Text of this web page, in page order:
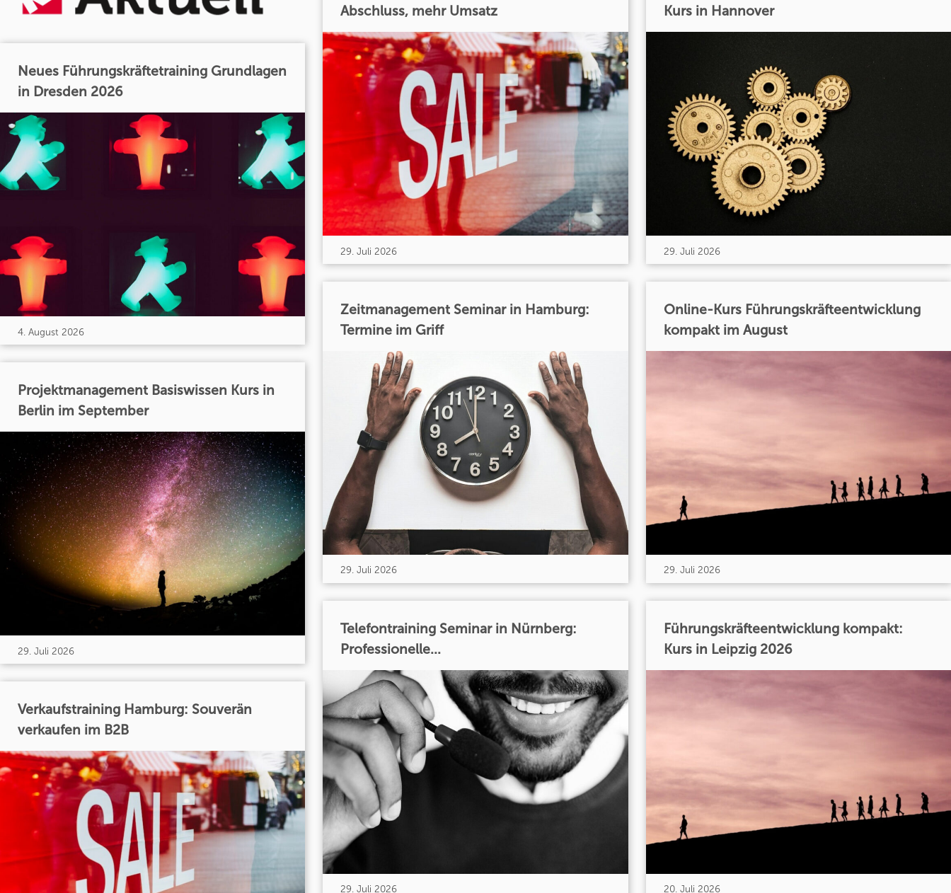
Neues Führungskräftetraining Grundlagen
in Dresden 2026
4. August 2026
Projektmanagement Basiswissen Kurs in
Berlin im September
29. Juli 2026
Verkaufstraining Hamburg: Souverän
verkaufen im B2B
Abschluss, mehr Umsatz
29. Juli 2026
Zeitmanagement Seminar in Hamburg:
Termine im Griff
29. Juli 2026
Telefontraining Seminar in Nürnberg:
Professionelle...
29. Juli 2026
Kurs in Hannover
29. Juli 2026
Online-Kurs Führungskräfteentwicklung
kompakt im August
29. Juli 2026
Führungskräfteentwicklung kompakt:
Kurs in Leipzig 2026
20. Juli 2026